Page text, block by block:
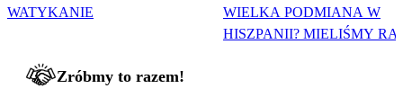
WATYKANIE
WIELKA PODMIANA W
HISZPANII? MIELIŚMY
Zróbmy to razem!